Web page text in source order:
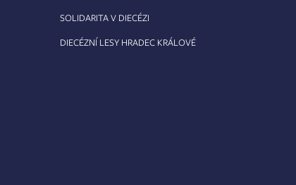
SOLIDARITA V DIECÉZI
DIECÉZNÍ LESY HRADEC KRÁLOVÉ